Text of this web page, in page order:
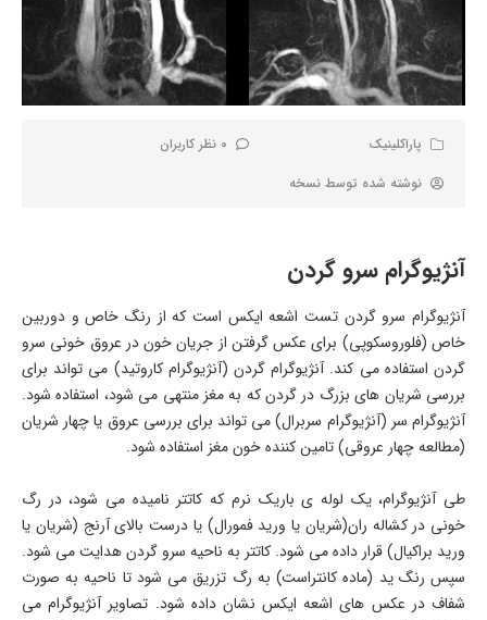
پاراکلینیک
0 نظر کاربران
نوشته شده توسط نسخه
آنژیوگرام سرو گردن
آنژیوگرام سرو گردن تست اشعه ایکس است که از رنگ خاص و دوربین
خاص (فلوروسکوپی) برای عکس گرفتن از جریان خون در عروق خونی سرو
گردن استفاده می کند. آنژیوگرام گردن (آنژیوگرام کاروتید) می تواند برای
بررسی شریان های بزرگ در گردن که به مغز منتهی می شود، استفاده شود.
آنژیوگرام سر (آنژیوگرام سربرال) می تواند برای بررسی عروق یا چهار شریان
(مطالعه چهار عروقی) تامین کننده خون مغز استفاده شود.
طی آنژیوگرام، یک لوله ی باریک نرم که کاتتر نامیده می شود، در رگ
خونی در کشاله ران(شریان یا ورید فمورال) یا درست بالای آرنج (شریان یا
ورید براکیال) قرار داده می شود. کاتتر به ناحیه سرو گردن هدایت می شود.
سپس رنگ ید (ماده کانتراست) به رگ تزریق می شود تا ناحیه به صورت
شفاف در عکس های اشعه ایکس نشان داده شود. تصاویر آنژیوگرام می